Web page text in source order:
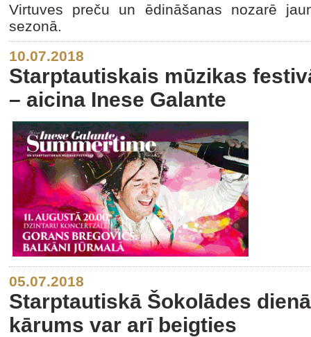
Virtuves preču un ēdināšanas nozarē
sezonā.
10.07.2018
Starptautiskais mūzikas
– aicina Inese Galante
05.07.2018
Starptautiskā Šokolādes
kārums var arī beigties